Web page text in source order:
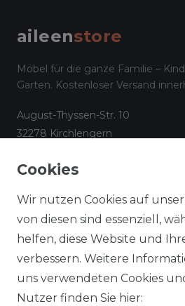
aileenstore
Möbel für die ganze Familie –
Garten. Kostenloser Versand
August-Thyssen-Str. 10
32278 Kirchlengern
✉info@aileenstore.de
Lieferzeiten
Zahlungsarten
Widerrufsformular
Informationen zu Elektro-
AGB
Cookies
Wir nutzen Cookies auf
von diesen sind essenziell,
helfen, diese Website und
verbessern. Weitere
uns verwendeten Cookies
Nutzer finden Sie hier: